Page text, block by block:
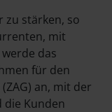
zu stärken, so
mit
das
für den
an, mit der
die Kunden